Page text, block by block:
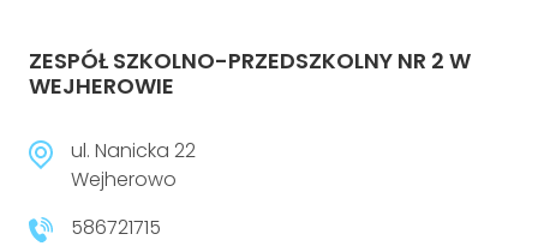
ZESPÓŁ SZKOLNO-PRZEDSZKOLNY NR 2 W
WEJHEROWIE
ul. Nanicka 22
Wejherowo
586721715